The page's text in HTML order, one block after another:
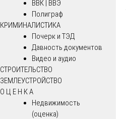
ВВК | ВВЭ
Полиграф
КРИМИНАЛИСТИКА
Почерк и ТЭД
Давность документов
Видео и аудио
СТРОИТЕЛЬСТВО
ЗЕМЛЕУСТРОЙСТВО
О Ц Е Н К А
Недвижимость
(оценка)